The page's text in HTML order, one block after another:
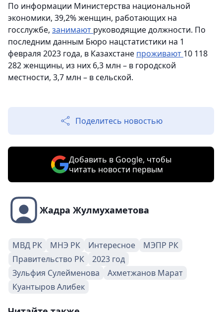
По информации Министерства национальной
экономики, 39,2% женщин, работающих на
госслужбе, занимают руководящие должности. По
последним данным Бюро нацстатистики на 1
февраля 2023 года, в Казахстане проживают 10 118
282 женщины, из них 6,3 млн – в городской
местности, 3,7 млн – в сельской.
Поделитесь новостью
Добавить в Google, чтобы
читать новости первым
Жадра Жулмухаметова
МВД РК МНЭ РК Интересное
МЭПР РК
Правительство РК
2023 год
Зульфия Сулейменова
Ахметжанов Марат
Куантыров Алибек